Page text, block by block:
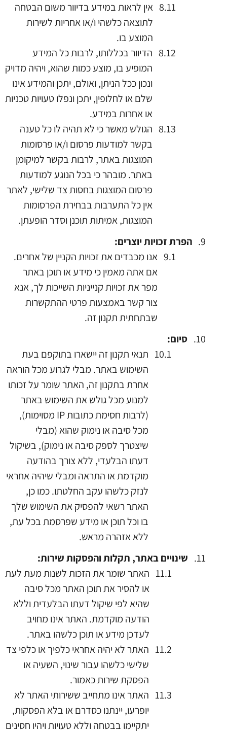
אין לראות במידע בדיוור משום הבטחה
לתוצאה כלשהי ו/או אחריות לשירות
המוצע בו.
הדיוור בכללותו, לרבות כל המידע
המופיע בו, מוצע כמות שהוא, ויהיה מדויק
ונכון ככל הניתן, ואולם, יתכן והמידע אינו
שלם או לחלופין, יתכן ונפלו טעויות טכניות
או אחרות במידע.
הגולש מאשר כי לא תהיה לו כל טענה
בקשר למודעות פרסום ו/או פרסומות
המוצגות באתר, לרבות בקשר למיקומן
באתר. מובהר כי בכל הנוגע למודעות
פרסום המוצגות בחסות צד שלישי, לאתר
אין כל התערבות בבחירת הפרסומות
המוצגות, אמיתות תוכנן וסדר הופעתן.
הפרת זכויות יוצרים:
אנו מכבדים את זכויות הקניין של אחרים.
אם אתה מאמין כי מידע או תוכן באתר
מפר את זכויות קנייניות השייכות לך, אנא
צור קשר באמצעות פרטי ההתקשרות
שבתחתית תקנון זה.
סיום:
תנאי תקנון זה יישארו בתוקפם בעת
השימוש באתר. מבלי לגרוע מכל הוראה
אחרת בתקנון זה, האתר שומר על זכותו
למנוע מכל גולש את השימוש באתר
(לרבות חסימת כתובות IP מסוימות),
מכל סיבה או נימוק שהוא (מבלי
שיצטרך לספק סיבה או נימוק), בשיקול
דעתו הבלעדי, ללא צורך בהודעה
מוקדמת או התראה ומבלי שיהיה אחראי
לנזק כלשהו עקב החלטתו. כמו כן,
האתר רשאי להפסיק את השימוש שלך
בו וכל תוכן או מידע שפרסמת בכל עת,
ללא אזהרה מראש.
שינויים באתר, תקלות והפסקות שירות:
האתר שומר את הזכות לשנות מעת לעת
או להסיר את תוכן האתר מכל סיבה
שהיא לפי שיקול דעתו הבלעדית וללא
הודעה מוקדמת. האתר אינו מחויב
לעדכן מידע או תוכן כלשהו באתר.
האתר לא יהיה אחראי כלפיך או כלפי צד
שלישי כלשהו עבור שינוי, השעיה או
הפסקת שירות כאמור.
האתר אינו מתחייב ששירותי האתר לא
יופרעו, יינתנו כסדרם או בלא הפסקות,
יתקיימו בבטחה וללא טעויות ויהיו חסינים